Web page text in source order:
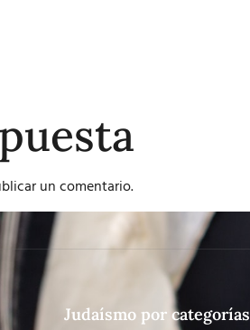
un comentario.
Judaísmo por categorías